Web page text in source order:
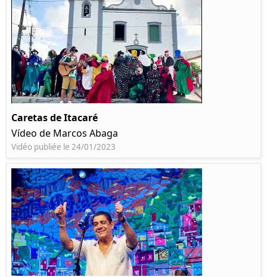
Caretas de Itacaré
Vídeo de Marcos Abaga
Vidéo publiée le 24/01/2023